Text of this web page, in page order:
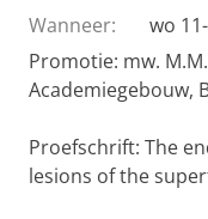
Wanneer:
wo
Promotie: mw.
Academiegebouw,
Proefschrift: The
lesions of the